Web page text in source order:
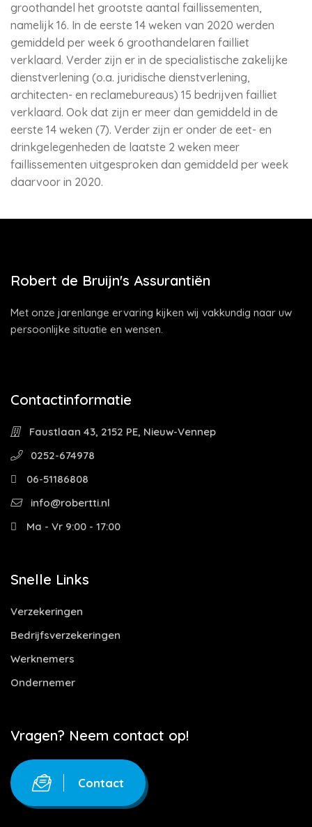
groothandel het grootste aantal faillissementen,
namelijk 16. In de eerste 14 weken van 2020 werden
gemiddeld per week 6 groothandelaren failliet
verklaard. Verder zijn er in de specialistische zakelijke
dienstverlening (o.a. juridische dienstverlening,
architecten- en reclamebureaus) 15 bedrijven failliet
verklaard. Ook dat zijn er meer dan gemiddeld in de
eerste 14 weken (7). Verder zijn er onder de eet- en
drinkgelegenheden de laatste 2 weken meer
faillissementen uitgesproken dan gemiddeld per week
daarvoor in 2020.
Robert de Bruijn's Assurantiën
Met onze jarenlange ervaring kijken wij vakkundig naar uw
persoonlijke situatie en wensen.
Contactinformatie
Faustlaan 43, 2152 PE, Nieuw-Vennep
0252-674978
06-51186808
info@robertti.nl
Ma - Vr 9:00 - 17:00
Snelle Links
Verzekeringen
Bedrijfsverzekeringen
Werknemers
Ondernemer
Vragen? Neem contact op!
Contact